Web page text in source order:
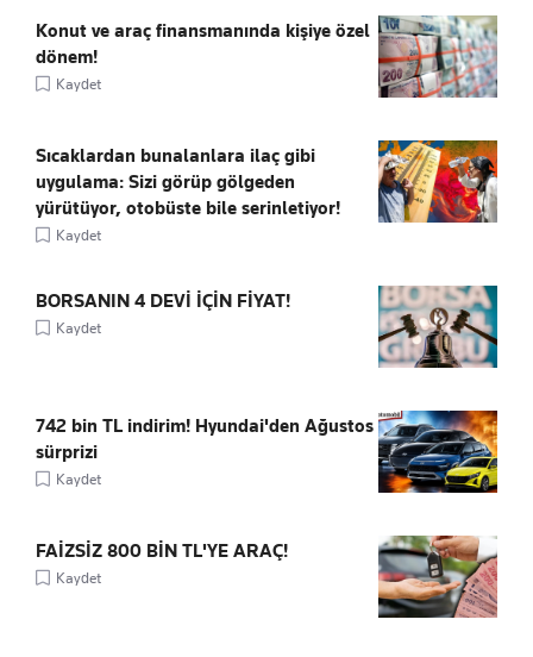
Konut ve araç finansmanında kişiye özel
dönem!
Kaydet
Sıcaklardan bunalanlara ilaç gibi
uygulama: Sizi görüp gölgeden
yürütüyor, otobüste bile serinletiyor!
Kaydet
BORSANIN 4 DEVİ İÇİN FİYAT!
Kaydet
742 bin TL indirim! Hyundai'den Ağustos
sürprizi
Kaydet
FAİZSİZ 800 BİN TL'YE ARAÇ!
Kaydet